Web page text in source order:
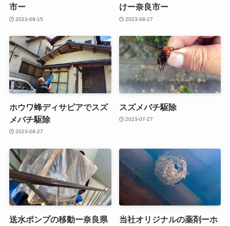
市ー
2023-09-15
けー奈良市ー
2023-08-27
ホウワ蜂ディサピアでスズ
メバチ駆除
2023-08-27
スズメバチ駆除
2023-07-27
送水ポンプの移動ー奈良県
当社オリジナルの薬剤ーホ